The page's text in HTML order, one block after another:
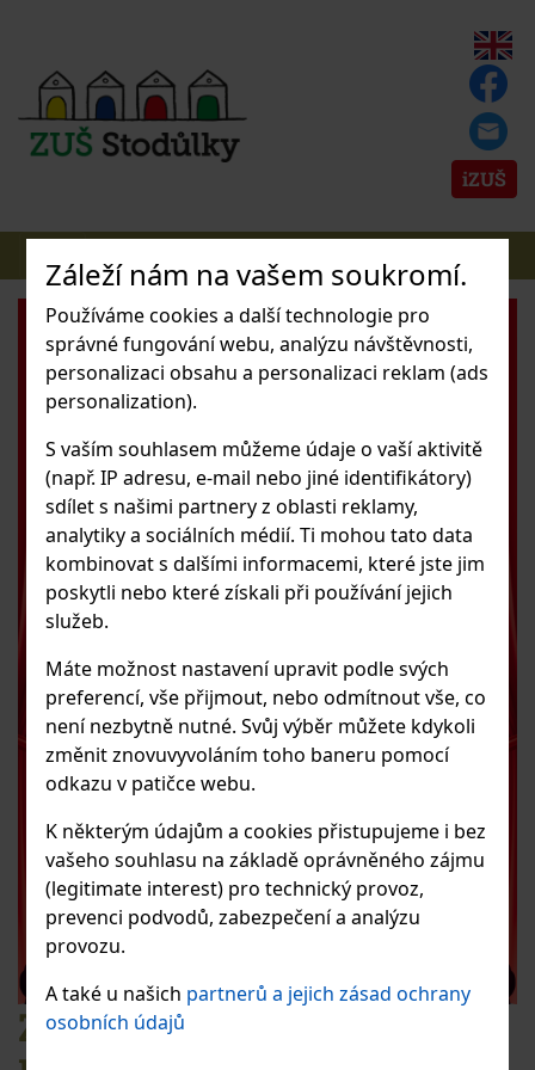
Záleží nám na vašem soukromí.
Používáme cookies a další technologie pro
správné fungování webu, analýzu návštěvnosti,
personalizaci obsahu a personalizaci reklam (ads
personalization).
S vaším souhlasem můžeme údaje o vaší aktivitě
(např. IP adresu, e-mail nebo jiné identifikátory)
sdílet s našimi partnery z oblasti reklamy,
analytiky a sociálních médií. Ti mohou tato data
kombinovat s dalšími informacemi, které jste jim
poskytli nebo které získali při používání jejich
služeb.
Máte možnost nastavení upravit podle svých
preferencí, vše přijmout, nebo odmítnout vše, co
není nezbytně nutné. Svůj výběr můžete kdykoli
změnit znovuvyvoláním toho baneru pomocí
odkazu v patičce webu.
K některým údajům a cookies přistupujeme i bez
vašeho souhlasu na základě oprávněného zájmu
(legitimate interest) pro technický provoz,
prevenci podvodů, zabezpečení a analýzu
provozu.
A také u našich partnerů a jejich zásad ochrany
osobních údajů
iZUŠ
ZÁVĚREČNÉ VYSTOUPENÍ